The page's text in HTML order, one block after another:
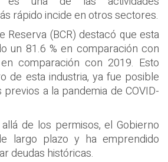
rápido incide en otros sectores.
Reserva (BCR) destacó que esta
un 81.6 % en comparación con
comparación con 2019. Esto
de esta industria, ya fue posible
a la pandemia de COVID-
de los permisos, el Gobierno
largo plazo y ha emprendido
deudas históricas.